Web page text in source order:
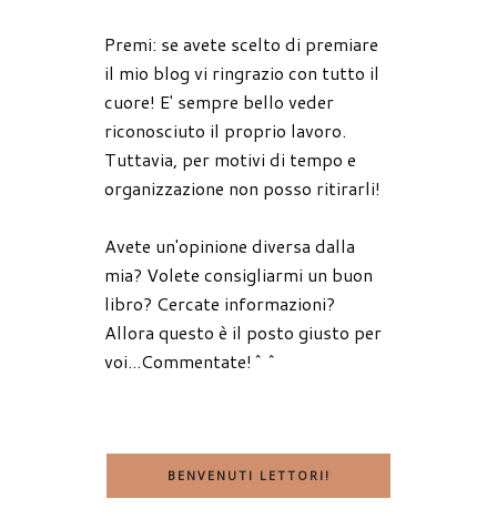
Premi: se avete scelto di premiare
il mio blog vi ringrazio con tutto il
cuore! E' sempre bello veder
riconosciuto il proprio lavoro.
Tuttavia, per motivi di tempo e
organizzazione non posso ritirarli!
Avete un'opinione diversa dalla
mia? Volete consigliarmi un buon
libro? Cercate informazioni?
Allora questo è il posto giusto per
voi...Commentate!^^
BENVENUTI LETTORI!